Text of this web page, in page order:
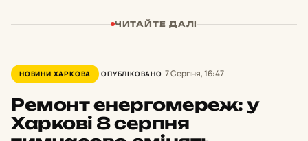
ЧИТАЙТЕ ДАЛІ
НОВИНИ ХАРКОВА ОПУБЛІКОВАНО 7 Серпня, 16:47
Ремонт енергомереж: у
Харкові 8 серпня